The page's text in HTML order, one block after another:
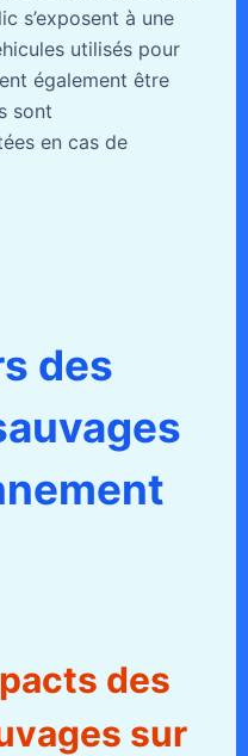
s’exposent à une
utilisés pour
également être
sont
en cas de
des
des
sur